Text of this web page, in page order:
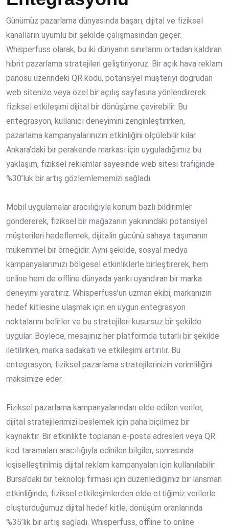
Günümüz pazarlama dünyasında başarı, dijital ve fiziksel
kanalların uyumlu bir şekilde çalışmasından geçer.
Whisperfuss olarak, bu iki dünyanın sınırlarını ortadan kaldıran
hibrit pazarlama stratejileri geliştiriyoruz. Bir açık hava reklam
panosu üzerindeki QR kodu, potansiyel müşteriyi doğrudan
web sitenize veya özel bir açılış sayfasına yönlendirerek
fiziksel etkileşimi dijital bir dönüşüme çevirebilir. Bu
entegrasyon, kullanıcı deneyimini zenginleştirirken,
pazarlama kampanyalarınızın etkinliğini ölçülebilir kılar.
Ankara’daki bir perakende markası için uyguladığımız bu
yaklaşım, fiziksel reklamlar sayesinde web sitesi trafiğinde
%30’luk bir artış gözlemlememizi sağladı.
Mobil uygulamalar aracılığıyla konum bazlı bildirimler
göndererek, fiziksel bir mağazanın yakınındaki potansiyel
müşterileri hedeflemek, dijitalin gücünü sahaya taşımanın
mükemmel bir örneğidir. Aynı şekilde, sosyal medya
kampanyalarımızı bölgesel etkinliklerle birleştirerek, hem
online hem de offline dünyada yankı uyandıran bir marka
deneyimi yaratırız. Whisperfuss’un uzman ekibi, markanızın
hedef kitlesine ulaşmak için en uygun entegrasyon
noktalarını belirler ve bu stratejileri kusursuz bir şekilde
uygular. Böylece, mesajınız her platformda tutarlı bir şekilde
iletilirken, marka sadakati ve etkileşimi artırılır. Bu
entegrasyon, fiziksel pazarlama stratejilerinizin verimliliğini
maksimize eder.
Fiziksel pazarlama kampanyalarından elde edilen veriler,
dijital stratejilerimizi beslemek için paha biçilmez bir
kaynaktır. Bir etkinlikte toplanan e-posta adresleri veya QR
kod taramaları aracılığıyla edinilen bilgiler, sonrasında
kişiselleştirilmiş dijital reklam kampanyaları için kullanılabilir.
Bursa’daki bir teknoloji firması için düzenlediğimiz bir lansman
etkinliğinde, fiziksel etkileşimlerden elde ettiğimiz verilerle
oluşturduğumuz dijital hedef kitle, dönüşüm oranlarında
%35’lik bir artış sağladı. Whisperfuss, offline to online